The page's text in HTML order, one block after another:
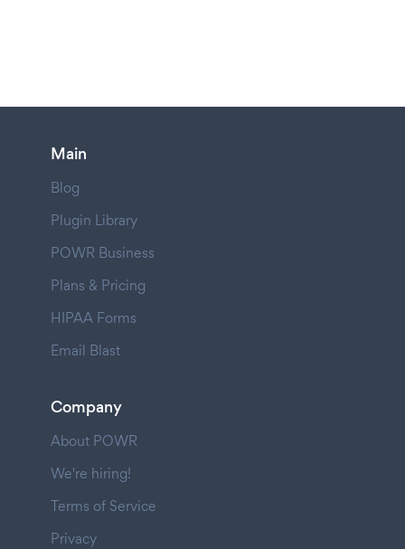
Main
Blog
Plugin Library
POWR Business
Plans & Pricing
HIPAA Forms
Email Blast
Company
About POWR
We're hiring!
Terms of Service
Privacy